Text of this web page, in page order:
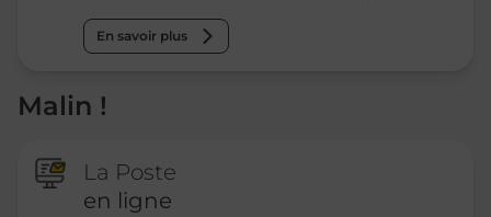
En savoir plus
Malin !
La Poste
en ligne